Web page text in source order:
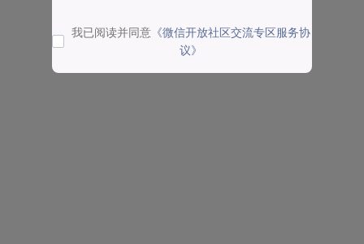
我已阅读并同意 《微信开放社区交流专区服务协
议》